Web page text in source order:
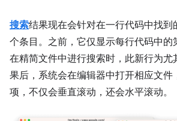
搜索结果现在会针对在一行代码中找到
个条目。之前，它仅显示每行代码中的
在精简文件中进行搜索时，此新行为尤
果后，系统会在编辑器中打开相应文件
项，不仅会垂直滚动，还会水平滚动。